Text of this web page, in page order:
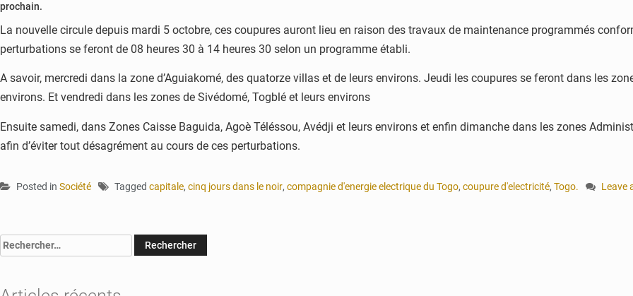
prochain.
La nouvelle circule depuis mardi 5 octobre, ces coupures auront lieu en raison des travaux de maintenance programmés
perturbations se feront de 08 heures 30 à 14 heures 30 selon un programme établi.
A savoir, mercredi dans la zone d’Aguiakomé, des quatorze villas et de leurs environs. Jeudi les coupures se feront dans les
environs. Et vendredi dans les zones de Sivédomé, Togblé et leurs environs
Ensuite samedi, dans Zones Caisse Baguida, Agoè Téléssou, Avédji et leurs environs et enfin dimanche dans les zones
afin d’éviter tout désagrément au cours de ces perturbations.
Posted in Société Tagged capitale, cinq jours dans le noir, compagnie d'energie electrique du Togo, coupure d'electricité, Togo.
Leave
Rechercher :